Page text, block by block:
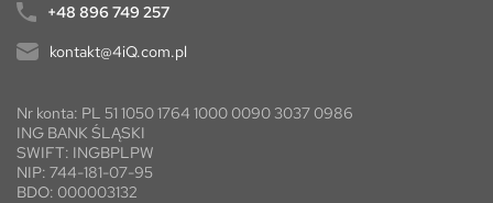
+48 896 749 257
kontakt@4iQ.com.pl
Nr konta: PL 51 1050 1764 1000 0090 3037 0986
ING BANK ŚLĄSKI
SWIFT: INGBPLPW
NIP: 744-181-07-95
BDO: 000003132